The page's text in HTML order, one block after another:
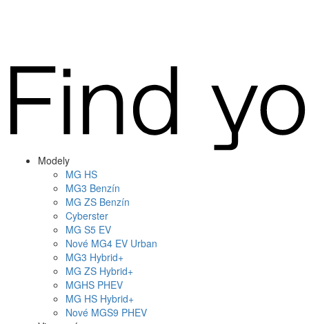
Modely
MG HS
MG3 Benzín
MG ZS Benzín
Cyberster
MG S5 EV
Nové MG4 EV Urban
MG3 Hybrid+
MG ZS Hybrid+
MGHS PHEV
MG HS Hybrid+
Nové MGS9 PHEV